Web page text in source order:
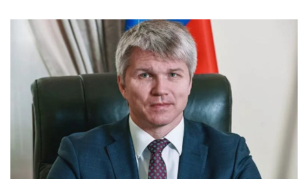
Курская область (1)
Москва и МО (14)
Нижегородская область (1)
Новосибирская область (3)
Омская область (5)
Республика Башкортостан (3)
Республика Крым (1)
Республика Татарстан (2)